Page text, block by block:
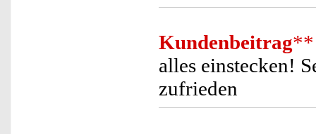
Kundenbeitrag**
alles einstecken!
zufrieden